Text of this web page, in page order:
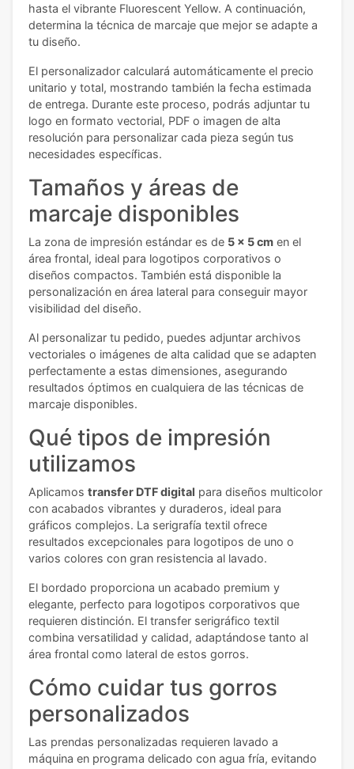
hasta el vibrante Fluorescent Yellow. A continuación,
determina la técnica de marcaje que mejor se adapte a
tu diseño.
El personalizador calculará automáticamente el precio
unitario y total, mostrando también la fecha estimada
de entrega. Durante este proceso, podrás adjuntar tu
logo en formato vectorial, PDF o imagen de alta
resolución para personalizar cada pieza según tus
necesidades específicas.
Tamaños y áreas de
marcaje disponibles
La zona de impresión estándar es de 5 x 5 cm en el
área frontal, ideal para logotipos corporativos o
diseños compactos. También está disponible la
personalización en área lateral para conseguir mayor
visibilidad del diseño.
Al personalizar tu pedido, puedes adjuntar archivos
vectoriales o imágenes de alta calidad que se adapten
perfectamente a estas dimensiones, asegurando
resultados óptimos en cualquiera de las técnicas de
marcaje disponibles.
Qué tipos de impresión
utilizamos
Aplicamos transfer DTF digital para diseños multicolor
con acabados vibrantes y duraderos, ideal para
gráficos complejos. La serigrafía textil ofrece
resultados excepcionales para logotipos de uno o
varios colores con gran resistencia al lavado.
El bordado proporciona un acabado premium y
elegante, perfecto para logotipos corporativos que
requieren distinción. El transfer serigráfico textil
combina versatilidad y calidad, adaptándose tanto al
área frontal como lateral de estos gorros.
Cómo cuidar tus gorros
personalizados
Las prendas personalizadas requieren lavado a
máquina en programa delicado con agua fría, evitando